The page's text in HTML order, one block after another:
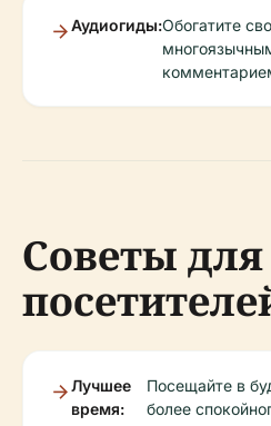
Аудиогиды:Обогатите
Советы для
Лучшее
время:
Посещайте в
более